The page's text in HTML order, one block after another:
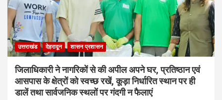
उत्तराखंड देहरादून शासन प्रशासन
जिलाधिकारी ने नागरिकों से की अपील अपने घर, प्रतिष्ठान एवं
आसपास के क्षेत्रों को स्वच्छ रखें, कूड़ा निर्धारित स्थान पर ही
डालें तथा सार्वजनिक स्थलों पर गंदगी न फैलाएं